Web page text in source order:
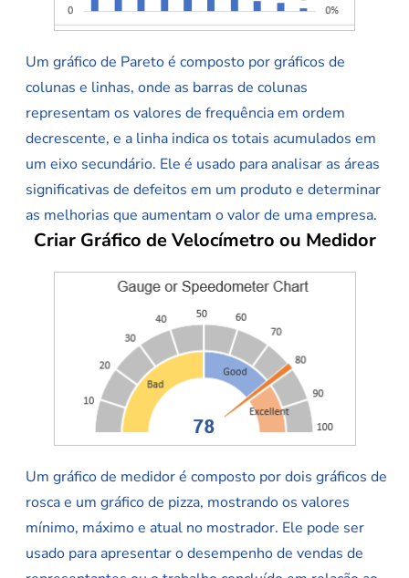
Um gráfico de Pareto é composto por gráficos de
colunas e linhas, onde as barras de colunas
representam os valores de frequência em ordem
decrescente, e a linha indica os totais acumulados em
um eixo secundário. Ele é usado para analisar as áreas
significativas de defeitos em um produto e determinar
as melhorias que aumentam o valor de uma empresa.
Criar Gráfico de Velocímetro ou Medidor
Um gráfico de medidor é composto por dois gráficos de
rosca e um gráfico de pizza, mostrando os valores
mínimo, máximo e atual no mostrador. Ele pode ser
usado para apresentar o desempenho de vendas de